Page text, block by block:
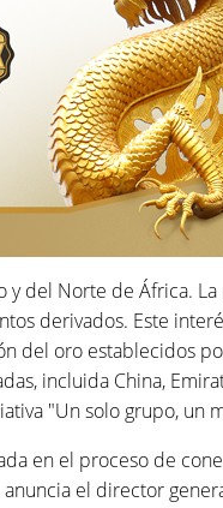
del Norte de África.
derivados. Este
del oro establecidos
incluida China,
"Un solo grupo, un
en el proceso de
el director